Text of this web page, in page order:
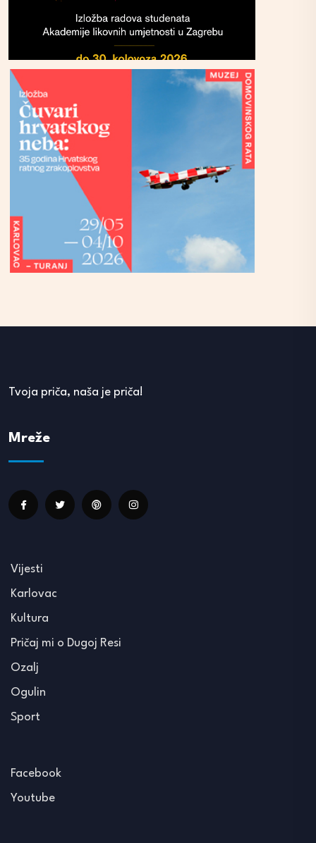
Tvoja priča, naša je priča!
Mreže
Vijesti
Karlovac
Kultura
Pričaj mi o Dugoj Resi
Ozalj
Ogulin
Sport
Facebook
Youtube